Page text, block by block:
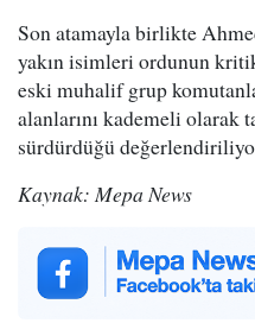
Son atamayla birlikte
yakın isimleri ordunun
eski muhalif grup
alanlarını kademeli olarak
sürdürdüğü
Kaynak: Mepa News